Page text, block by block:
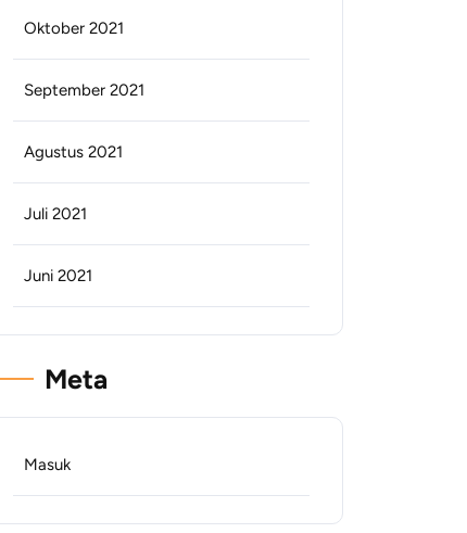
Oktober 2021
September 2021
Agustus 2021
Juli 2021
Juni 2021
Meta
Masuk